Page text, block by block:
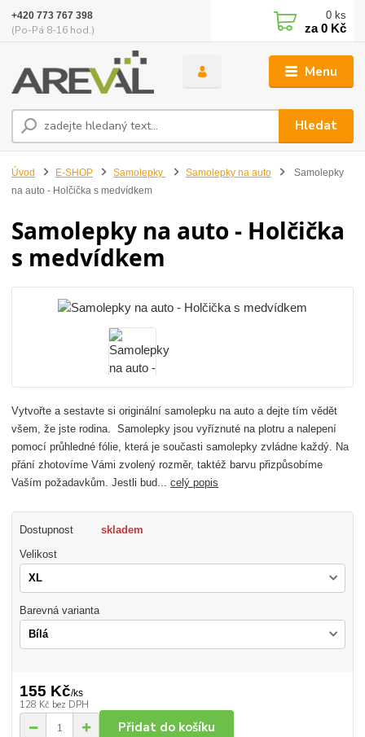
Menu
Hledat
+420 773 767 398
(Po-Pá 8-16 hod.)
0 ks
za0 Kč
Úvod E-SHOP Samolepky Samolepky na auto
Samolepky
na auto - Holčička s medvídkem
Samolepky na auto - Holčička
s medvídkem
Vytvořte a sestavte si originální samolepku na auto a dejte tím vědět
všem, že jste rodina. Samolepky jsou vyříznuté na plotru a nalepení
pomocí průhledné fólie, která je současti samolepky zvládne každý. Na
přání zhotovíme Vámi zvolený rozměr, taktéž barvu přizpůsobíme
Vaším požadavkům. Jestli bud...celý popis
Dostupnost skladem
Velikost
Barevná varianta
155 Kč/ks
128 Kč bez DPH
Přidat do košíku